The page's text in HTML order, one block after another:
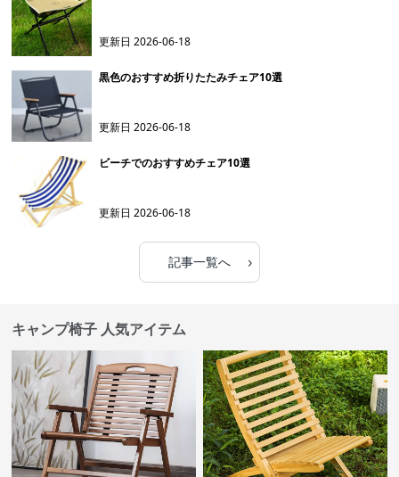
更新日2026-06-18
黒色のおすすめ折りたたみチェア10選
更新日2026-06-18
ビーチでのおすすめチェア10選
更新日2026-06-18
記事一覧へ ›
キャンプ椅子 人気アイテム